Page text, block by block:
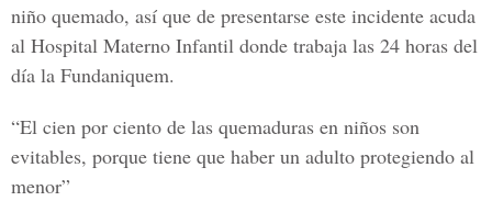
niño quemado, así que de presentarse este incidente acuda
al Hospital Materno Infantil donde trabaja las 24 horas del
día la Fundaniquem.
“El cien por ciento de las quemaduras en niños son
evitables, porque tiene que haber un adulto protegiendo al
menor”